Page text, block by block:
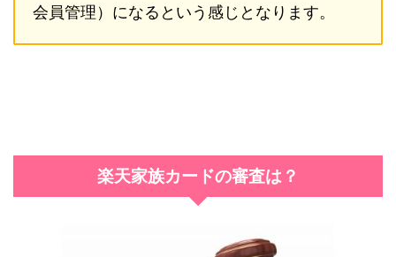
会員管理）になるという感じとなります。
楽天家族カードの審査は？